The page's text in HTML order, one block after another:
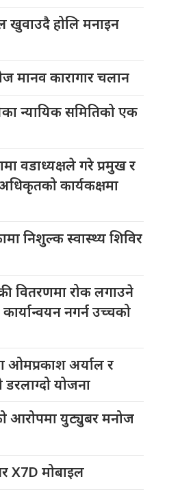
होलि मनाइन
मानव कारागार चलान
न्यायिक समितिको एक
वडाध्यक्षले गरे प्रमुख र
कार्यकक्षमा
निशुल्क स्वास्थ्य शिविर
वितरणमा रोक लगाउने
नगर्न उच्चको
ओमप्रकाश अर्याल र
योजना
आरोपमा युट्युबर मनोज
X7D मोबाइल